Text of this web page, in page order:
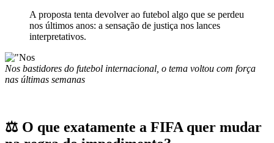
A proposta tenta devolver ao futebol algo que se perdeu
nos últimos anos: a sensação de justiça nos lances
interpretativos.
Nos bastidores do futebol internacional, o tema voltou com força
nas últimas semanas
⚖️ O que exatamente a FIFA quer mudar